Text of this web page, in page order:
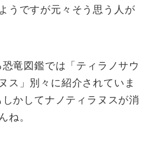
うですが元々そう思う人が
竜図鑑では「ティラノサウ
ス」別々に紹介されていま
かしてナノティラヌスが消
ね。